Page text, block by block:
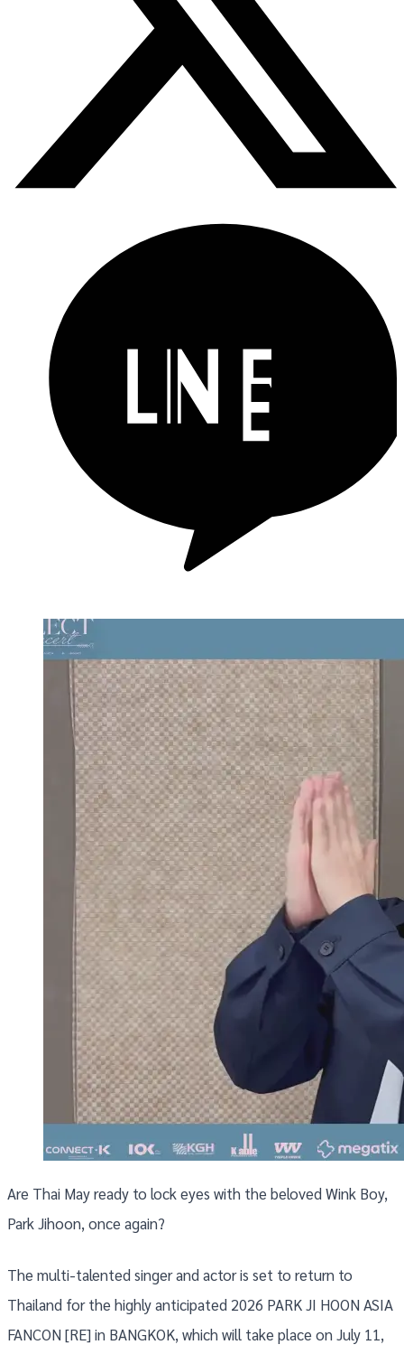
Are Thai May ready to lock eyes with the beloved Wink Boy,
Park Jihoon, once again?
The multi-talented singer and actor is set to return to
Thailand for the highly anticipated 2026 PARK JI HOON ASIA
FANCON [RE] in BANGKOK, which will take place on July 11,